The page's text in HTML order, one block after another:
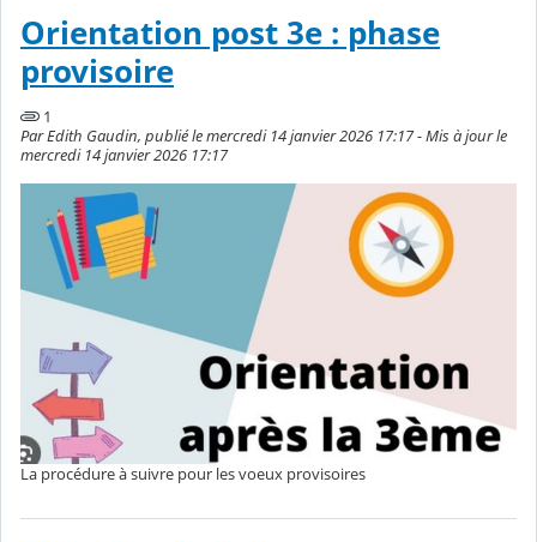
Orientation post 3e : phase
provisoire
1
Par Edith Gaudin, publié le mercredi 14 janvier 2026 17:17 - Mis à jour le
mercredi 14 janvier 2026 17:17
La procédure à suivre pour les voeux provisoires